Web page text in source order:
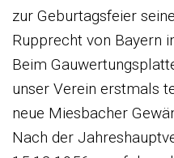
zur Geburtagsfeier
Rupprecht von Bayern
Beim
unser Verein erstmals
neue Miesbacher
Nach der